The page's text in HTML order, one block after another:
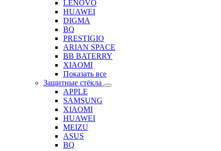
LENOVO
HUAWEI
DIGMA
BQ
PRESTIGIO
ARIAN SPACE
BB BATERRY
XIAOMI
Показать все
Защитные стёкла
APPLE
SAMSUNG
XIAOMI
HUAWEI
MEIZU
ASUS
BQ